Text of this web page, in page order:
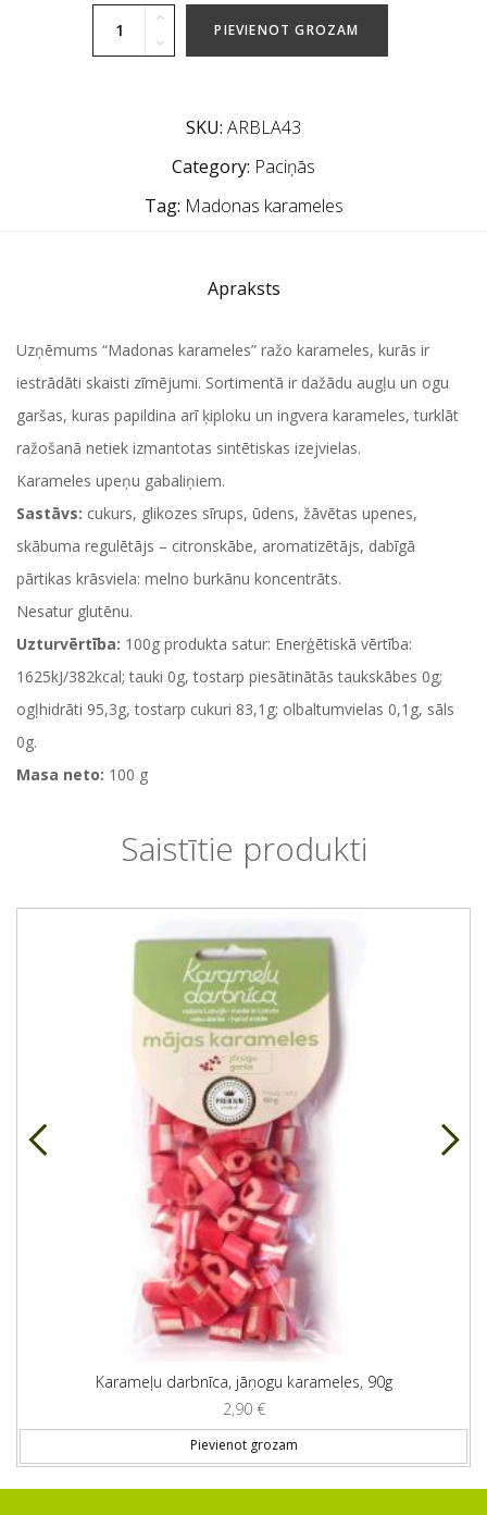
PIEVIENOT GROZAM
SKU: ARBLA43
Category: Paciņās
Tag: Madonas karameles
Apraksts
Uzņēmums “Madonas karameles” ražo karameles, kurās ir
iestrādāti skaisti zīmējumi. Sortimentā ir dažādu augļu un ogu
garšas, kuras papildina arī ķiploku un ingvera karameles, turklāt
ražošanā netiek izmantotas sintētiskas izejvielas.
Karameles upeņu gabaliņiem.
Sastāvs: cukurs, glikozes sīrups, ūdens, žāvētas upenes,
skābuma regulētājs – citronskābe, aromatizētājs, dabīgā
pārtikas krāsviela: melno burkānu koncentrāts.
Nesatur glutēnu.
Uzturvērtība: 100g produkta satur: Enerģētiskā vērtība:
1625kJ/382kcal; tauki 0g, tostarp piesātinātās taukskābes 0g;
ogļhidrāti 95,3g, tostarp cukuri 83,1g; olbaltumvielas 0,1g, sāls
0g.
Masa neto: 100 g
Saistītie produkti
Karameļu darbnīca, jāņogu karameles, 90g
2,90 €
Pievienot grozam